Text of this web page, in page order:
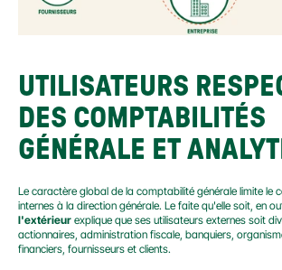
UTILISATEURS
DES COMPTABILITÉS
GÉNÉRALE ET
Le caractère global de la comptabilité générale limite le
internes à la direction générale. Le faite qu'elle soit, en
l'extérieur explique que ses utilisateurs externes soit
actionnaires, administration fiscale, banquiers,
financiers, fournisseurs et clients.